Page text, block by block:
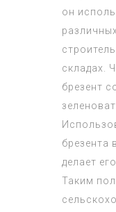
он
складах.
брезент
брезента
делает
Таким